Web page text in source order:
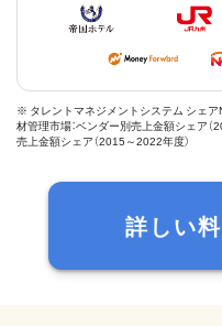
※ タレントマネジメントシステム シェア
材管理市場：ベンダー別売上金額シェア
売上金額シェア（2015～2022年度）
詳しい